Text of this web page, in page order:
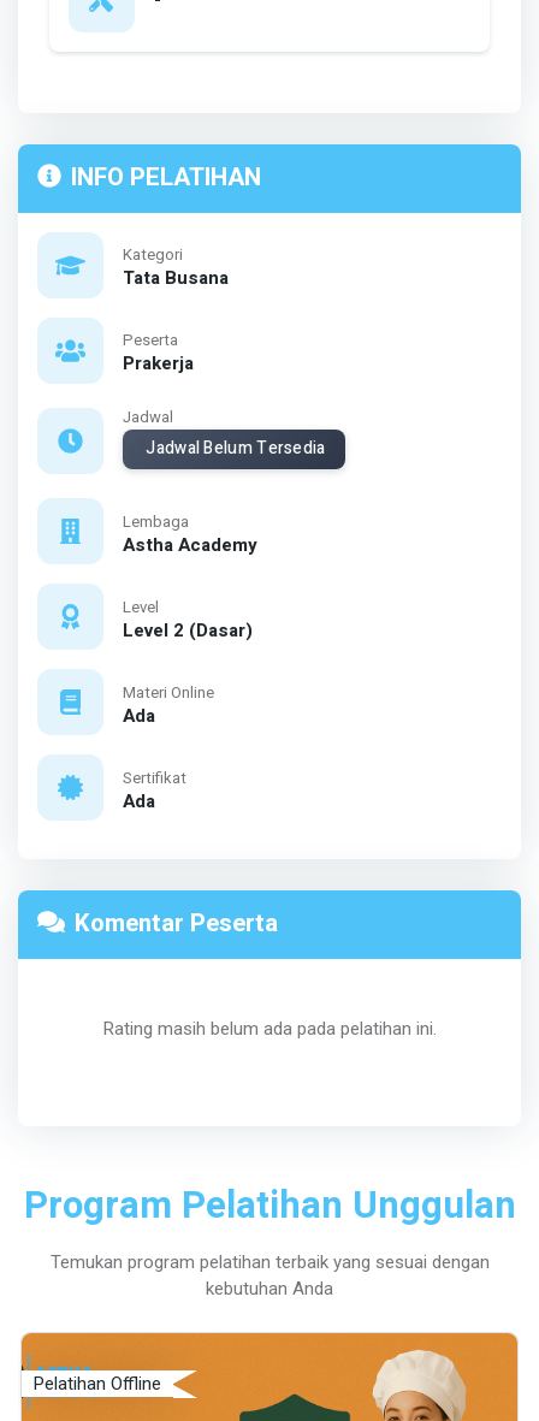
INFO PELATIHAN
Kategori
Tata Busana
Peserta
Prakerja
Jadwal
Jadwal Belum Tersedia
Lembaga
Astha Academy
Level
Level 2 (Dasar)
Materi Online
Ada
Sertifikat
Ada
Komentar Peserta
Rating masih belum ada pada pelatihan ini.
Program Pelatihan Unggulan
Temukan program pelatihan terbaik yang sesuai dengan
kebutuhan Anda
Pelatihan Offline